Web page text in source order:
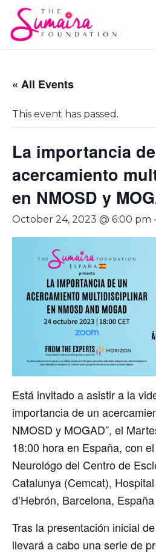
« All Events
This event has passed.
La importancia
acercamiento
en NMOSD y
October 24, 2023 @ 6:00 pm -
Está invitado a asistir a la
importancia de un
NMOSD y MOGAD”, el
18:00 hora en España, con
Neurológo del Centro de
Catalunya (Cemcat),
d’Hebrón, Barcelona, España
Tras la presentación inicial
llevará a cabo una serie de